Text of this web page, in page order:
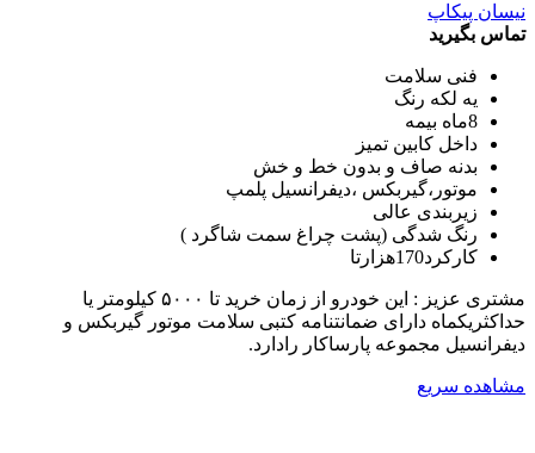
نیسان پیکاپ
تماس بگیرید
فنی سلامت
یه لکه رنگ
8ماه بیمه
داخل کابین تمیز
بدنه صاف و بدون خط و خش
موتور،گیربکس ،دیفرانسیل پلمپ
زیربندی عالی
رنگ شدگی (پشت چراغ سمت شاگرد )
کارکرد170هزارتا
مشتری عزیز : این خودرو از زمان خرید تا ۵۰۰۰ کیلومتر یا
حداکثریکماه دارای ضمانتنامه کتبی سلامت موتور گیربکس و
دیفرانسیل مجموعه پارساکار رادارد.
مشاهده سریع